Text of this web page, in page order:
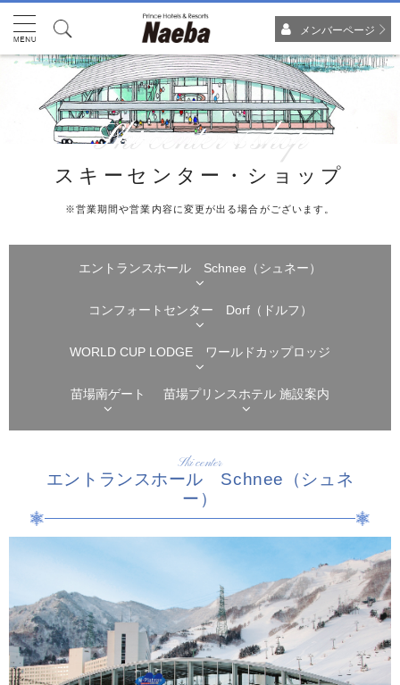
メンバーページ
Ski center&shop
スキーセンター・ショップ
※営業期間や営業内容に変更が出る場合がございます。
エントランスホール Schnee（シュネー）
コンフォートセンター Dorf（ドルフ）
WORLD CUP LODGE ワールドカップロッジ
苗場南ゲート 苗場プリンスホテル 施設案内
Ski center
エントランスホール Schnee（シュネ
ー）